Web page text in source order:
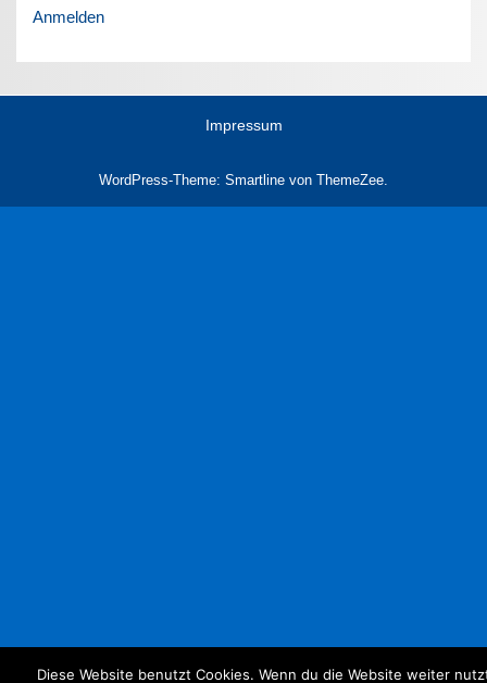
Anmelden
Impressum
WordPress-Theme: Smartline von ThemeZee.
Diese Website benutzt Cookies. Wenn du die Website weiter